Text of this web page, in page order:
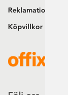
Reklamation och
Köpvillkor